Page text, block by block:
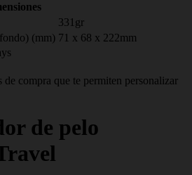
331gr
(mm) 71 x 68 x 222mm
compra que te permiten personalizar
de pelo